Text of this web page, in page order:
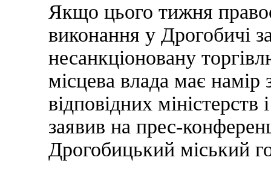
Якщо цього тижня
виконання у Дрогобичі
несанкціоновану
місцева влада має
відповідних
заявив на прес-
Дрогобицький міський